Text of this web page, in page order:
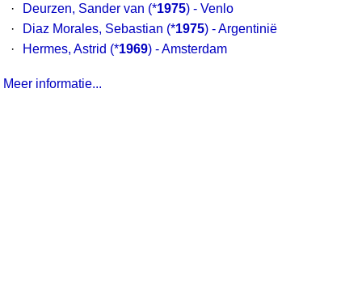
·
Deurzen, Sander van (*1975) - Venlo
·
Diaz Morales, Sebastian (*1975) - Argentinië
·
Hermes, Astrid (*1969) - Amsterdam
Meer informatie...